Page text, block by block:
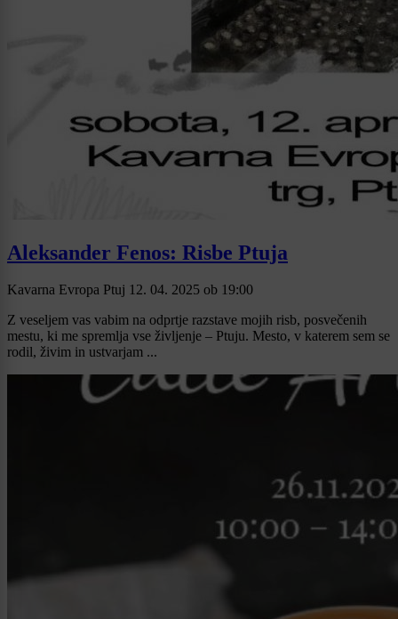
Aleksander Fenos: Risbe Ptuja
Kavarna Evropa Ptuj 12. 04. 2025 ob 19:00
Z veseljem vas vabim na odprtje razstave mojih risb, posvečenih
mestu, ki me spremlja vse življenje – Ptuju. Mesto, v katerem sem se
rodil, živim in ustvarjam ...